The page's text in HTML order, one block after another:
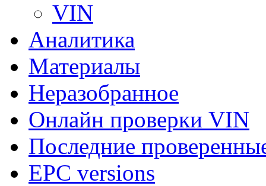
VIN
Аналитика
Материалы
Неразобранное
Онлайн проверки VIN
Последние
EPC versions